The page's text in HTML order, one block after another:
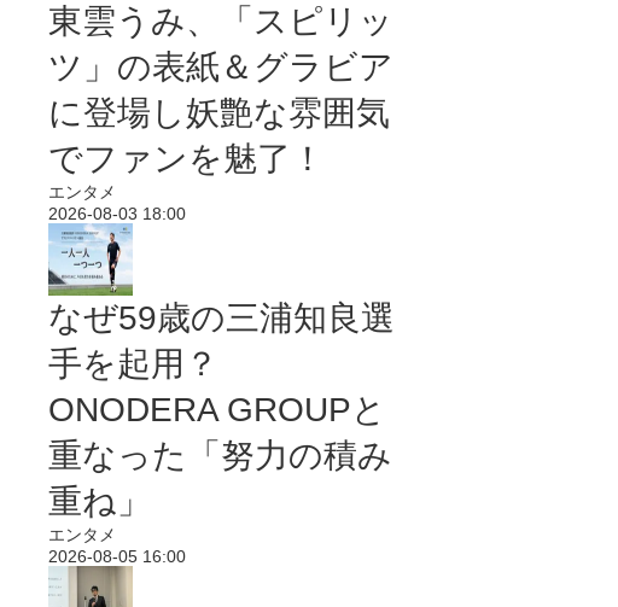
東雲うみ、「スピリッ
ツ」の表紙＆グラビア
に登場し妖艶な雰囲気
でファンを魅了！
エンタメ
2026-08-03 18:00
なぜ59歳の三浦知良選
手を起用？
ONODERA GROUPと
重なった「努力の積み
重ね」
エンタメ
2026-08-05 16:00